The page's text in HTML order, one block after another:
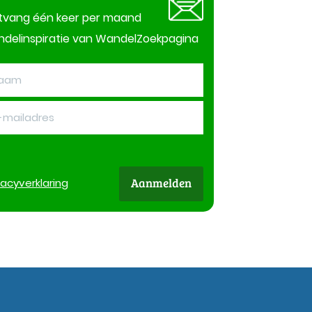
één keer per maand
van WandelZoekpagina
verklaring Aanmelden